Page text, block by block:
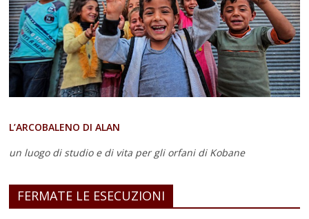
L’ARCOBALENO DI ALAN
un luogo di studio e di vita per gli orfani di Kobane
FERMATE LE ESECUZIONI